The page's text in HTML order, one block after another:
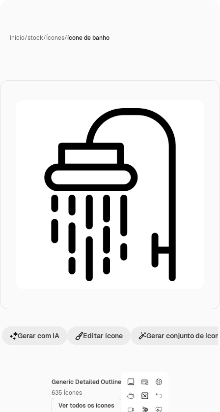
Início/stock/Ícones/ícone de banho
Generic Detailed Outline
635 Ícones
Ver todos os ícones
Gerar com IA Editar ícone Gerar conjunto de